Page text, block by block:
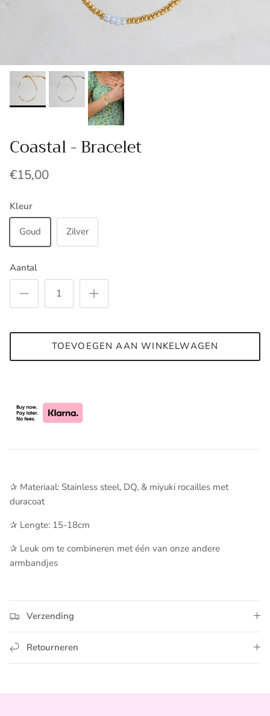
Coastal - Bracelet
€15,00
Kleur
Goud Zilver
Aantal
TOEVOEGEN AAN WINKELWAGEN
✰ Materiaal: Stainless steel, DQ, & miyuki rocailles met
duracoat
✰ Lengte: 15-18cm
✰ Leuk om te combineren met één van onze andere
armbandjes
Verzending
Retourneren